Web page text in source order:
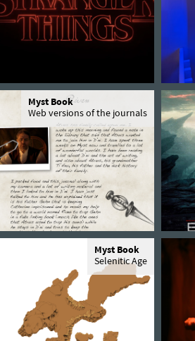
Myst Book
Web versions of the journals
Myst Book
Selenitic Age